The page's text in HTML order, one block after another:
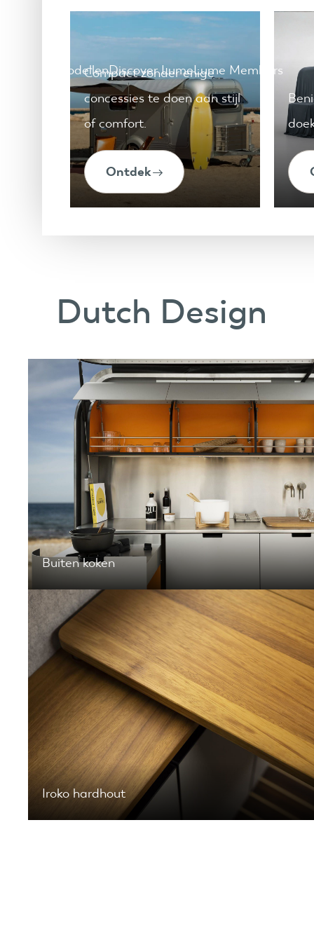
ModellenDiscover LumeLume Members
Compact zonder enige
concessies te doen aan stijl
of comfort.
Ontdek
Dutch Design
Buiten koken
Iroko hardhout